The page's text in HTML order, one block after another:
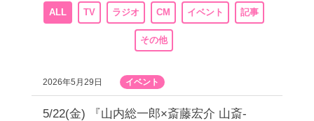
ALL TV ラジオ CM イベント 記事
その他
2026年5月29日 イベント
5/22(金) 『山内総一郎×斎藤宏介 山斎-